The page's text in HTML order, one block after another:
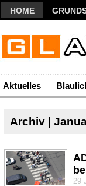
HOME
Aktuelles
Archiv |
29